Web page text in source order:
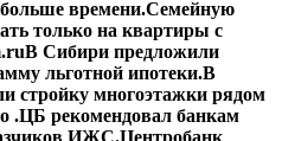
времени.Семейную
только на квартиры с
В Сибири предложили
льготной ипотеки.В
стройку многоэтажки рядом
.ЦБ рекомендовал банкам
ИЖС.Центробанк